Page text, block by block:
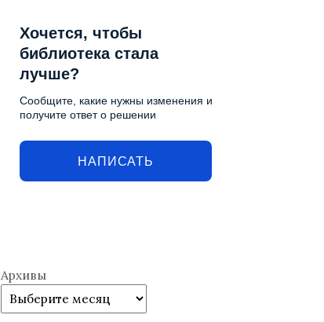
Хочется, чтобы
библиотека стала
лучше?
Сообщите, какие нужны изменения и
получите ответ о решении
НАПИСАТЬ
Архивы